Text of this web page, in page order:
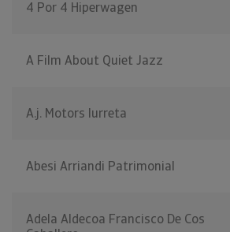
4 Por 4 Hiperwagen
A Film About Quiet Jazz
A.j. Motors Iurreta
Abesi Arriandi Patrimonial
Adela Aldecoa Francisco De Cos